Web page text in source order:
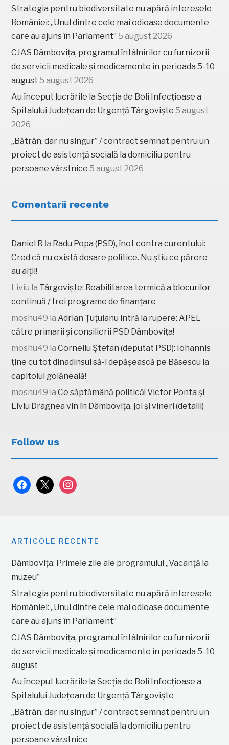
Strategia pentru biodiversitate nu apără interesele
României: „Unul dintre cele mai odioase documente
care au ajuns în Parlament” 5 august 2026
CJAS Dâmbovița, programul întâlnirilor cu furnizorii
de servicii medicale și medicamente în perioada 5-10
august 5 august 2026
Au început lucrările la Secția de Boli Infecțioase a
Spitalului Județean de Urgență Târgoviște 5 august
2026
„Bătrân, dar nu singur” / contract semnat pentru un
proiect de asistență socială la domiciliu pentru
persoane vârstnice 5 august 2026
Comentarii recente
Daniel R la Radu Popa (PSD), înot contra curentului:
Cred că nu există dosare politice. Nu știu ce părere
au alții!
Liviu la Târgoviște: Reabilitarea termică a blocurilor
continuă / trei programe de finanțare
moshu49 la Adrian Țuțuianu intră la rupere: APEL
către primarii și consilierii PSD Dâmbovița!
moshu49 laCorneliu Ștefan (deputat PSD): Iohannis
ține cu tot dinadinsul să-l depășească pe Băsescu la
capitolul golăneală!
moshu49 laCe săptămână politică! Victor Ponta și
Liviu Dragnea vin în Dâmbovița, joi și vineri (detalii)
Follow us
facebook
x instagram
ARTICOLE RECENTE
Dâmbovița: Primele zile ale programului „Vacanță la
muzeu”
Strategia pentru biodiversitate nu apără interesele
României: „Unul dintre cele mai odioase documente
care au ajuns în Parlament”
CJAS Dâmbovița, programul întâlnirilor cu furnizorii
de servicii medicale și medicamente în perioada 5-10
august
Au început lucrările la Secția de Boli Infecțioase a
Spitalului Județean de Urgență Târgoviște
„Bătrân, dar nu singur” / contract semnat pentru un
proiect de asistență socială la domiciliu pentru
persoane vârstnice